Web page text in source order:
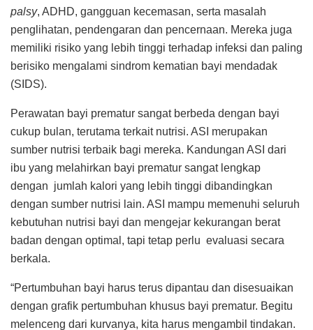
palsy, ADHD, gangguan kecemasan, serta masalah
penglihatan, pendengaran dan pencernaan. Mereka juga
memiliki risiko yang lebih tinggi terhadap infeksi dan paling
berisiko mengalami sindrom kematian bayi mendadak
(SIDS).
Perawatan bayi prematur sangat berbeda dengan bayi
cukup bulan, terutama terkait nutrisi. ASI merupakan
sumber nutrisi terbaik bagi mereka. Kandungan ASI dari
ibu yang melahirkan bayi prematur sangat lengkap
dengan jumlah kalori yang lebih tinggi dibandingkan
dengan sumber nutrisi lain. ASI mampu memenuhi seluruh
kebutuhan nutrisi bayi dan mengejar kekurangan berat
badan dengan optimal, tapi tetap perlu evaluasi secara
berkala.
“Pertumbuhan bayi harus terus dipantau dan disesuaikan
dengan grafik pertumbuhan khusus bayi prematur. Begitu
melenceng dari kurvanya, kita harus mengambil tindakan.